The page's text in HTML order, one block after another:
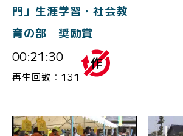
門」生涯学習・社会教
育の部 奨励賞
00:21:30
再生回数：131